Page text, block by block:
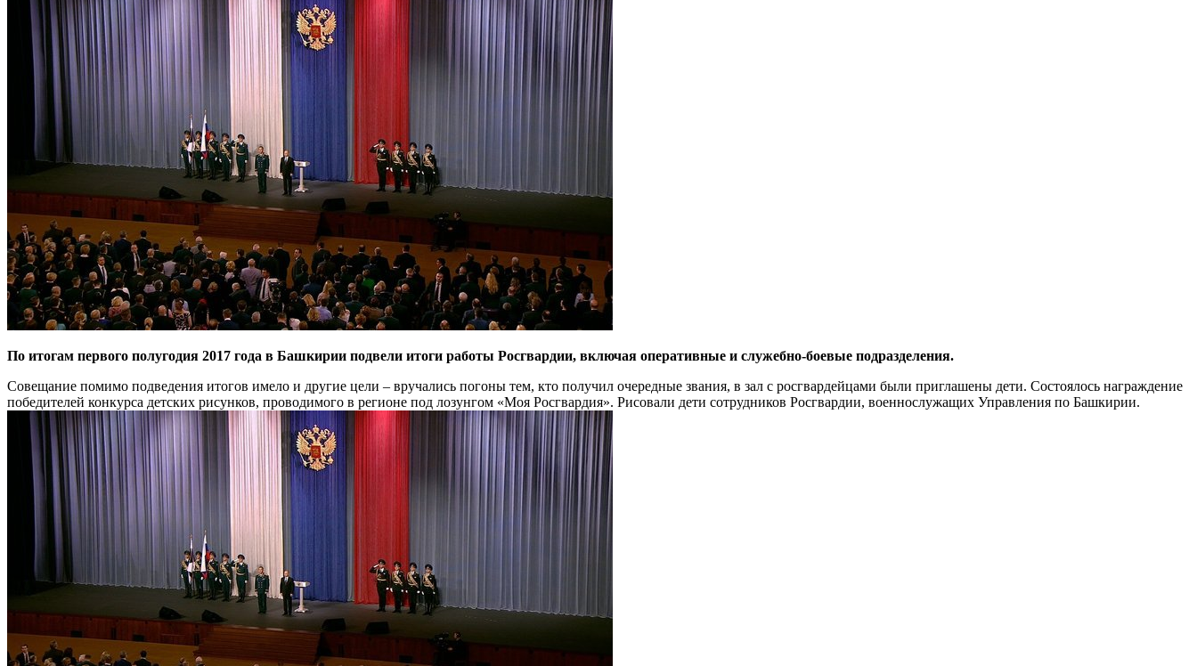
По итогам первого полугодия 2017 года в Башкирии подвели итоги работы Росгвардии, включая оперативные и служебно-боевые подразделения.
Совещание помимо подведения итогов имело и другие цели – вручались погоны тем, кто получил очередные звания, в зал с росгвардейцами были приглашены дети. Состоялось награждение
победителей конкурса детских рисунков, проводимого в регионе под лозунгом «Моя Росгвардия». Рисовали дети сотрудников Росгвардии, военнослужащих Управления по Башкирии.